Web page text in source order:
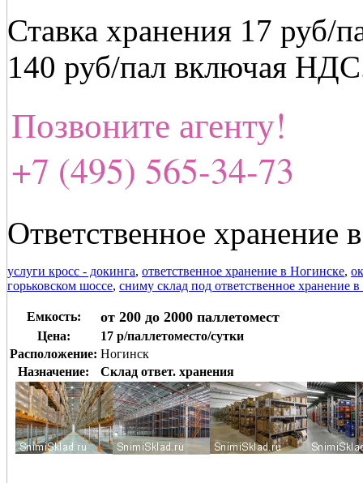
Ставка хранения 17
140 руб/пал включая
Позвоните агенту!
+7 (495) 565-34-73
Ответственное хранение
услуги кросс - докинга, ответственное хранение в Ногинске,
горьковском шоссе, сниму склад под ответственное хранение
Емкость: от 200 до 2000 паллетомест
Цена:
17 р/паллетоместо/сутки
Расположение: Ногинск
Назначение:
Склад ответ. хранения